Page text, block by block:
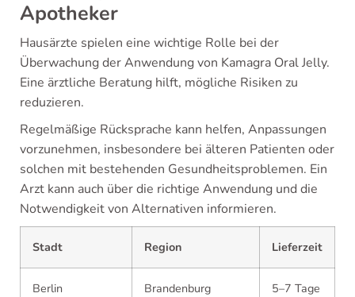
Apotheker
Hausärzte spielen eine wichtige Rolle bei der
Überwachung der Anwendung von Kamagra Oral Jelly.
Eine ärztliche Beratung hilft, mögliche Risiken zu
reduzieren.
Regelmäßige Rücksprache kann helfen, Anpassungen
vorzunehmen, insbesondere bei älteren Patienten oder
solchen mit bestehenden Gesundheitsproblemen. Ein
Arzt kann auch über die richtige Anwendung und die
Notwendigkeit von Alternativen informieren.
Stadt Region Lieferzeit
Berlin Brandenburg 5–7 Tage